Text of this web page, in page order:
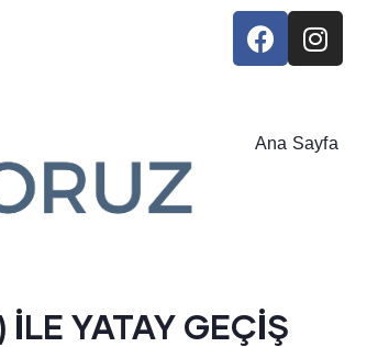
Ana Sayfa
YATAY GEÇİŞ